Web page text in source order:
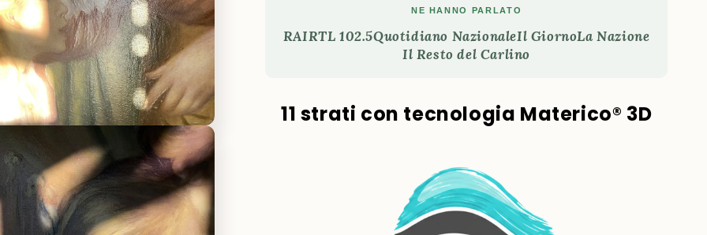
NE HANNO PARLATO
RAIRTL 102.5Quotidiano NazionaleIl GiornoLa Nazione
Il Resto del Carlino
11 strati con tecnologia Materico® 3D